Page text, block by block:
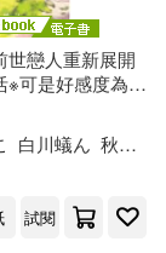
世戀人重新展開
※可是好感度為0
白川蟻ん 秋鹿ユ
試閱